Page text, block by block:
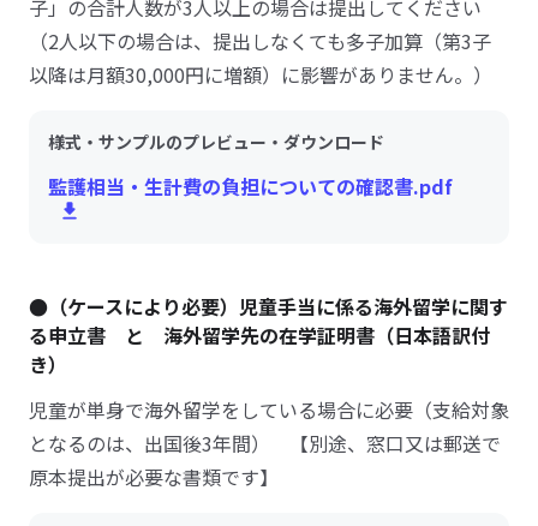
子」の合計人数が3人以上の場合は提出してください
（2人以下の場合は、提出しなくても多子加算（第3子
以降は月額30,000円に増額）に影響がありません。）
様式・サンプルのプレビュー・ダウンロード
監護相当・生計費の負担についての確認書.pdf
●（ケースにより必要）児童手当に係る海外留学に関す
る申立書 と 海外留学先の在学証明書（日本語訳付
き）
児童が単身で海外留学をしている場合に必要（支給対象
となるのは、出国後3年間） 【別途、窓口又は郵送で
原本提出が必要な書類です】